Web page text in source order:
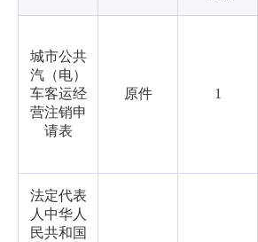
城市公共
汽（电）
车客运经
营注销申
请表
原件 1
法定代表
人中华人
民共和国